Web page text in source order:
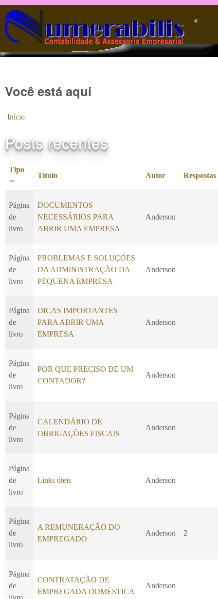
Pular para o conteúdo principal
®️
Você está aqui
Início
Posts recentes
Tipo
Título Autor Respostas
Página
de
livro
DOCUMENTOS
NECESSÁRIOS PARA
ABRIR UMA EMPRESA
Anderson
Página
de
livro
PROBLEMAS E SOLUÇÕES
DA ADMINISTRAÇÃO DA
PEQUENA EMPRESA
Anderson
Página
de
livro
DICAS IMPORTANTES
PARA ABRIR UMA
EMPRESA
Anderson
Página
de
livro
POR QUE PRECISO DE UM
CONTADOR?
Anderson
Página
de
livro
CALENDÁRIO DE
OBRIGAÇÕES FISCAIS
Anderson
Página
de
livro
Links úteis Anderson
Página
de
livro
A REMUNERAÇÃO DO
EMPREGADO
Anderson 2
Página
de
CONTRATAÇÃO DE
EMPREGADA DOMÉSTICA
Anderson